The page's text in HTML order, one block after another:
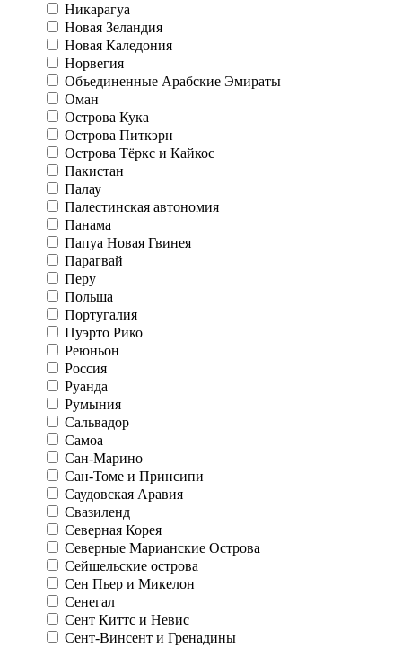
Никарагуа
Новая Зеландия
Новая Каледония
Норвегия
Объединенные Арабские Эмираты
Оман
Острова Кука
Острова Питкэрн
Острова Тёркс и Кайкос
Пакистан
Палау
Палестинская автономия
Панама
Папуа Новая Гвинея
Парагвай
Перу
Польша
Португалия
Пуэрто Рико
Реюньон
Россия
Руанда
Румыния
Сальвадор
Самоа
Сан-Марино
Сан-Томе и Принсипи
Саудовская Аравия
Свазиленд
Северная Корея
Северные Марианские Острова
Сейшельские острова
Сен Пьер и Микелон
Сенегал
Сент Киттс и Невис
Сент-Винсент и Гренадины